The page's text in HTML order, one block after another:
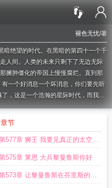
褪色无忧/著
暗绝望的时代。在黑暗的第四十一个千
人间。人类的未来只剩下了无边无际
臃肿僵化的帝国上慢慢腐烂。直到那
一个好消息一个坏消息，你们要先听
了，这是一个浩瀚的星际时代，而我们
似还配套赠送了一个很wagggh的外
待遇吗？我已经迫不及待的要享受异世
？对了，那坏消息呢。”“坏消息是，这
冷静思索，去探索这陌生的世界。他
一个千年，人类再度迎来了一次复兴
让战争开始吧！从泰拉的天空，覆盖
节
577章 狮王 我要见真正的太空野
之主
575章 莱恩 大兵黎曼鲁斯你好
573章 让黎曼鲁斯在芬里斯的寒